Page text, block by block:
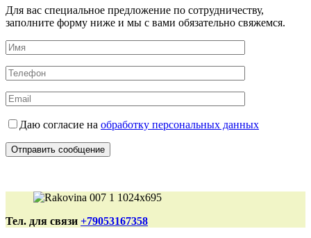
Для вас специальное предложение по сотрудничеству,
заполните форму ниже и мы с вами обязательно свяжемся.
Даю согласие на обработку персональных данных
Тел. для связи +79053167358